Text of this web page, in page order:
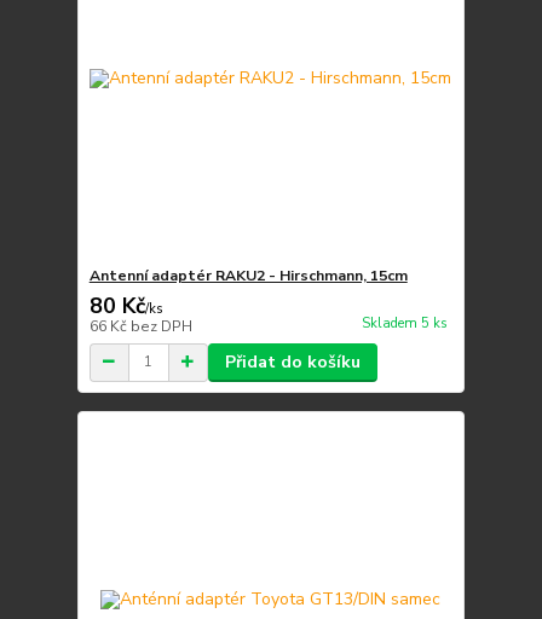
Antenní adaptér RAKU2 - Hirschmann, 15cm
80 Kč/ks
66 Kč bez DPH Skladem 5 ks
Přidat do košíku